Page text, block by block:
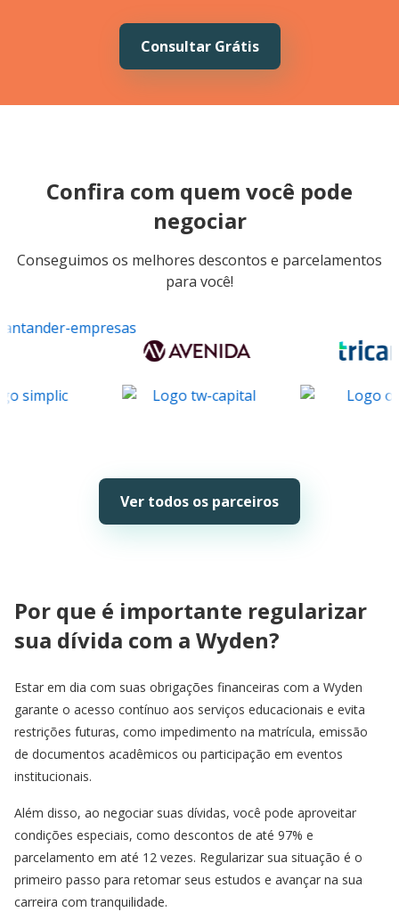
Consultar Grátis
Confira com quem você pode
negociar
Conseguimos os melhores descontos e parcelamentos
para você!
Ver todos os parceiros
Por que é importante regularizar
sua dívida com a Wyden?
Estar em dia com suas obrigações financeiras com a Wyden
garante o acesso contínuo aos serviços educacionais e evita
restrições futuras, como impedimento na matrícula, emissão
de documentos acadêmicos ou participação em eventos
institucionais.
Além disso, ao negociar suas dívidas, você pode aproveitar
condições especiais, como descontos de até 97% e
parcelamento em até 12 vezes. Regularizar sua situação é o
primeiro passo para retomar seus estudos e avançar na sua
carreira com tranquilidade.